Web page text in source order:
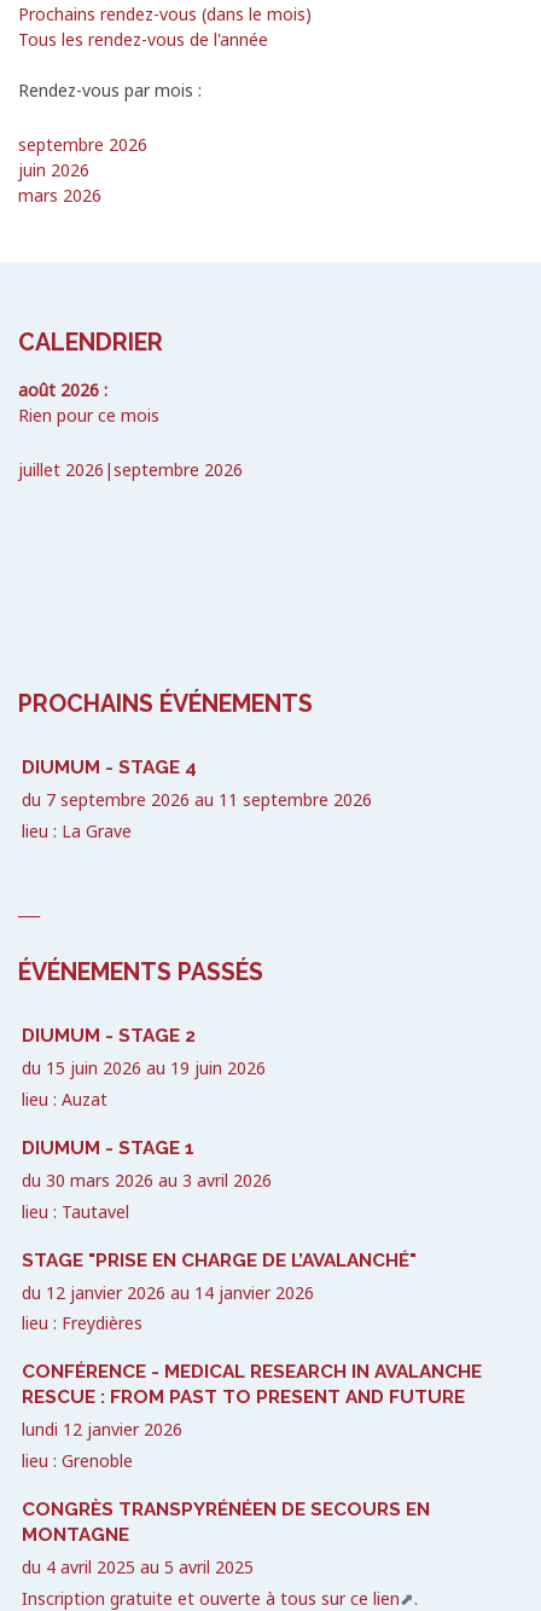
Prochains rendez-vous (dans le mois)
Tous les rendez-vous de l'année
Rendez-vous par mois :
septembre 2026
juin 2026
mars 2026
CALENDRIER
août 2026 :
Rien pour ce mois
juillet 2026 |septembre 2026
PROCHAINS ÉVÉNEMENTS
DIUMUM - STAGE 4
du 7 septembre 2026 au 11 septembre 2026
lieu : La Grave
ÉVÉNEMENTS PASSÉS
DIUMUM - STAGE 2
du 15 juin 2026 au 19 juin 2026
lieu : Auzat
DIUMUM - STAGE 1
du 30 mars 2026 au 3 avril 2026
lieu : Tautavel
STAGE "PRISE EN CHARGE DE L’AVALANCHÉ"
du 12 janvier 2026 au 14 janvier 2026
lieu : Freydières
CONFÉRENCE - MEDICAL RESEARCH IN AVALANCHE
RESCUE : FROM PAST TO PRESENT AND FUTURE
lundi 12 janvier 2026
lieu : Grenoble
CONGRÈS TRANSPYRÉNÉEN DE SECOURS EN
MONTAGNE
du 4 avril 2025 au 5 avril 2025
Inscription gratuite et ouverte à tous surce lien
.